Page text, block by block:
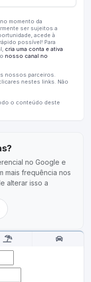
momento da
ser sujeitos a
acede à
possível! Para
cria uma conta e ativa
nosso canal no
nossos parceiros.
nestes links. Não
o conteúdo deste
no Google e
mais frequência nos
alterar isso a